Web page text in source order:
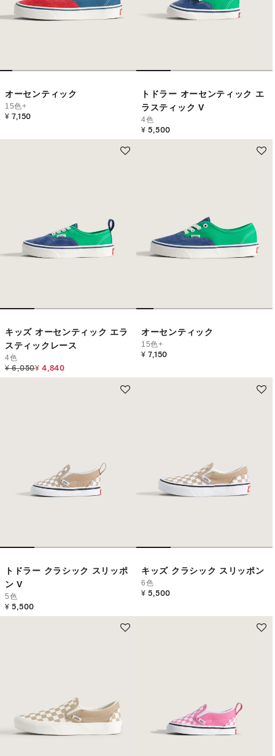
オーセンティック
15色+
¥ 7,150
トドラー オーセンティック エ
ラスティック V
4色
¥ 5,500
キッズ オーセンティック エラ
スティックレース
4色
Price reduced from
¥ 6,050to
¥ 4,840
オーセンティック
15色+
¥ 7,150
トドラー クラシック スリッポ
ン V
5色
¥ 5,500
キッズ クラシック スリッポン
6色
¥ 5,500